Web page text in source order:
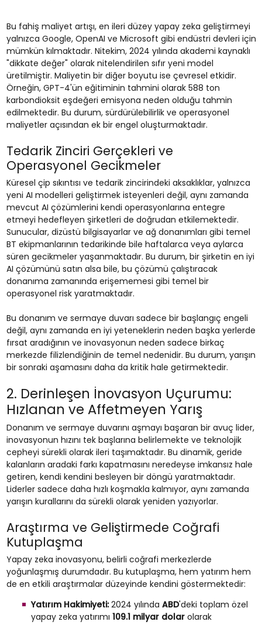
Bu fahiş maliyet artışı, en ileri düzey yapay zeka geliştirmeyi
yalnızca Google, OpenAI ve Microsoft gibi endüstri devleri için
mümkün kılmaktadır. Nitekim, 2024 yılında akademi kaynaklı
"dikkate değer" olarak nitelendirilen sıfır yeni model
üretilmiştir. Maliyetin bir diğer boyutu ise çevresel etkidir.
Örneğin, GPT-4'ün eğitiminin tahmini olarak 588 ton
karbondioksit eşdeğeri emisyona neden olduğu tahmin
edilmektedir. Bu durum, sürdürülebilirlik ve operasyonel
maliyetler açısından ek bir engel oluşturmaktadır.
Tedarik Zinciri Gerçekleri ve
Operasyonel Gecikmeler
Küresel çip sıkıntısı ve tedarik zincirindeki aksaklıklar, yalnızca
yeni AI modelleri geliştirmek isteyenleri değil, aynı zamanda
mevcut AI çözümlerini kendi operasyonlarına entegre
etmeyi hedefleyen şirketleri de doğrudan etkilemektedir.
Sunucular, dizüstü bilgisayarlar ve ağ donanımları gibi temel
BT ekipmanlarının tedarikinde bile haftalarca veya aylarca
süren gecikmeler yaşanmaktadır. Bu durum, bir şirketin en iyi
AI çözümünü satın alsa bile, bu çözümü çalıştıracak
donanıma zamanında erişememesi gibi temel bir
operasyonel risk yaratmaktadır.
Bu donanım ve sermaye duvarı sadece bir başlangıç engeli
değil, aynı zamanda en iyi yeteneklerin neden başka yerlerde
fırsat aradığının ve inovasyonun neden sadece birkaç
merkezde filizlendiğinin de temel nedenidir. Bu durum, yarışın
bir sonraki aşamasını daha da kritik hale getirmektedir.
2. Derinleşen İnovasyon Uçurumu:
Hızlanan ve Affetmeyen Yarış
Donanım ve sermaye duvarını aşmayı başaran bir avuç lider,
inovasyonun hızını tek başlarına belirlemekte ve teknolojik
cepheyi sürekli olarak ileri taşımaktadır. Bu dinamik, geride
kalanların aradaki farkı kapatmasını neredeyse imkansız hale
getiren, kendi kendini besleyen bir döngü yaratmaktadır.
Liderler sadece daha hızlı koşmakla kalmıyor, aynı zamanda
yarışın kurallarını da sürekli olarak yeniden yazıyorlar.
Araştırma ve Geliştirmede Coğrafi
Kutuplaşma
Yapay zeka inovasyonu, belirli coğrafi merkezlerde
yoğunlaşmış durumdadır. Bu kutuplaşma, hem yatırım hem
de en etkili araştırmalar düzeyinde kendini göstermektedir:
Yatırım Hakimiyeti:2024 yılında ABD'deki toplam özel
yapay zeka yatırımı 109.1 milyar dolarolarak